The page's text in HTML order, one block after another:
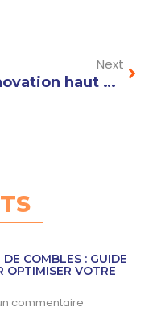
Next
Rénovation haut de gamme à Chamonix : l’excellence au pied du Mont-Blanc
COMBLES : GUIDE
OPTIMISER VOTRE
commentaire